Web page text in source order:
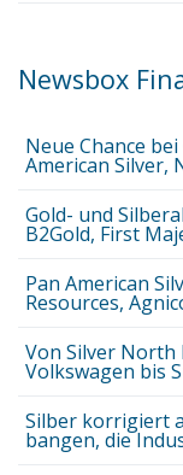
Newsbox
Neue Chance
American Silver,
Gold- und
B2Gold, First
Pan American
Resources,
Von Silver North
Volkswagen bis
Silber korrigiert
bangen, die